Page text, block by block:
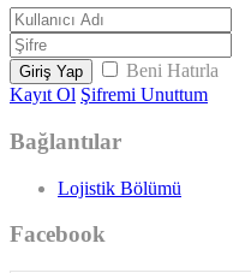
Giriş Yap
Beni Hatırla
Kayıt Ol Şifremi Unuttum
Bağlantılar
Lojistik Bölümü
Facebook